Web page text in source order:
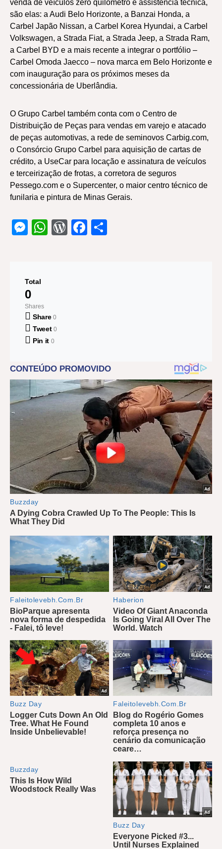
venda de veículos zero quilômetro e assistência técnica,
são elas: a Audi Belo Horizonte, a Banzai Honda, a
Carbel Japão Nissan, a Carbel Korea Hyundai, a Carbel
Volkswagen, a Strada Fiat, a Strada Jeep, a Strada Ram,
a Carbel BYD e a mais recente a integrar o portfólio –
Carbel Omoda Jaecco – nova marca em Belo Horizonte e
com inauguração para os próximos meses da
concessionária de Uberlândia.
O Grupo Carbel também conta com o Centro de
Distribuição de Peças para vendas em varejo e atacado
de peças automotivas, a rede de seminovos Carbig.com,
o Consórcio Grupo Carbel para aquisição de cartas de
crédito, a UseCar para locação e assinatura de veículos
e terceirização de frotas, a corretora de seguros
Pessego.com e o Supercenter, o maior centro técnico de
funilaria e pintura de Minas Gerais.
Messenger
WhatsApp
WordPress
Facebook
Total
0
Shares
Share 0
Tweet 0
Pin it 0